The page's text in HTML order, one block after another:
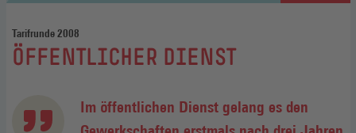
Tarifrunde 2008
:
ÖFFENTLICHER DIENST
Im öffentlichen Dienst gelang es den